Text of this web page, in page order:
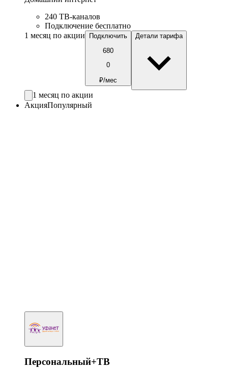
240 ТВ-каналов
Подключение бесплатно
1 месяц по акции
Подключить
680
0
₽/мес
Детали тарифа
1 месяц по акции
АкцияПопулярный
Персональный+ТВ